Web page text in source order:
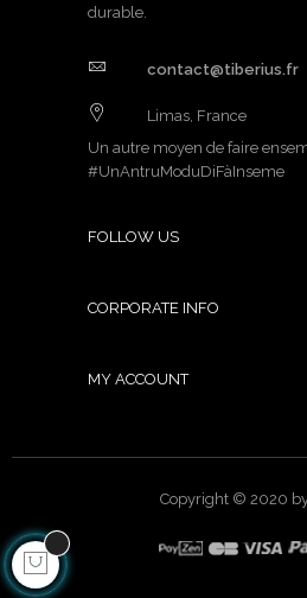
durable.
contact@tiberius.fr
Limas, France
Un autre moyen de faire
#UnAntruModuDiFàInseme
FOLLOW US
CORPORATE INFO
MY ACCOUNT
Copyright © 2020